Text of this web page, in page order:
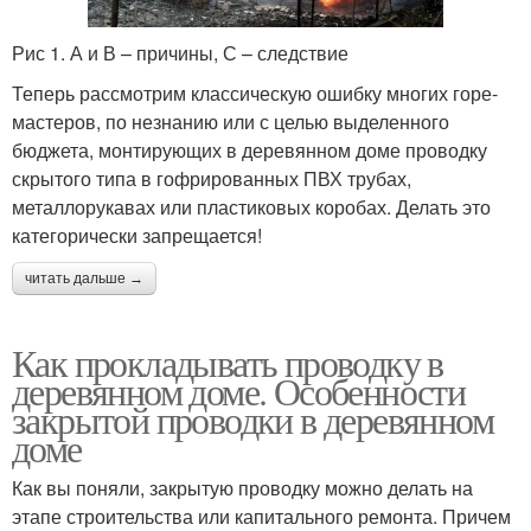
электропроводки
садовом домике
Электропроводки под
гипсокартон
Комбинированная
Рис 1. А и В – причины, С – следствие
Теперь рассмотрим классическую ошибку многих горе-
мастеров, по незнанию или с целью выделенного
бюджета, монтирующих в деревянном доме проводку
скрытого типа в гофрированных ПВХ трубах,
металлорукавах или пластиковых коробах. Делать это
категорически запрещается!
читать дальше →
Как прокладывать проводку в
деревянном доме. Особенности
закрытой проводки в деревянном
доме
Как вы поняли, закрытую проводку можно делать на
этапе строительства или капитального ремонта. Причем